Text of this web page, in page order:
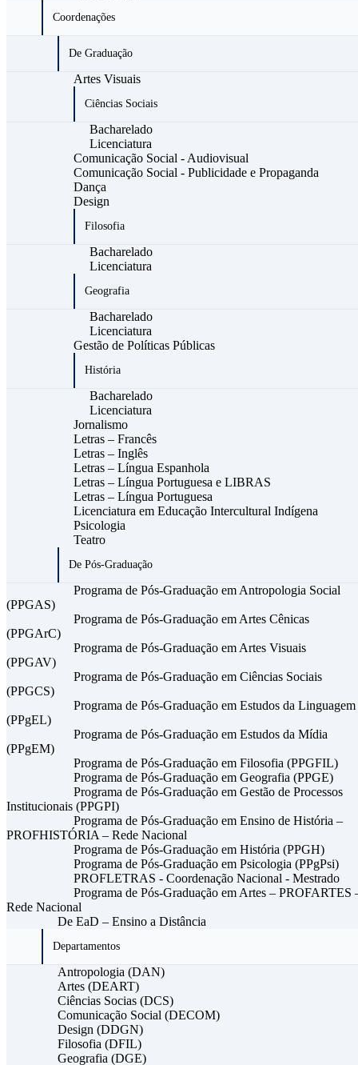
Coordenações
De Graduação
Artes Visuais
Ciências Sociais
Bacharelado
Licenciatura
Comunicação Social - Audiovisual
Comunicação Social - Publicidade e Propaganda
Dança
Design
Filosofia
Bacharelado
Licenciatura
Geografia
Bacharelado
Licenciatura
Gestão de Políticas Públicas
História
Bacharelado
Licenciatura
Jornalismo
Letras – Francês
Letras – Inglês
Letras – Língua Espanhola
Letras – Língua Portuguesa e LIBRAS
Letras – Língua Portuguesa
Licenciatura em Educação Intercultural Indígena
Psicologia
Teatro
De Pós-Graduação
Programa de Pós-Graduação em Antropologia Social
(PPGAS)
Programa de Pós-Graduação em Artes Cênicas
(PPGArC)
Programa de Pós-Graduação em Artes Visuais
(PPGAV)
Programa de Pós-Graduação em Ciências Sociais
(PPGCS)
Programa de Pós-Graduação em Estudos da Linguagem
(PPgEL)
Programa de Pós-Graduação em Estudos da Mídia
(PPgEM)
Programa de Pós-Graduação em Filosofia (PPGFIL)
Programa de Pós-Graduação em Geografia (PPGE)
Programa de Pós-Graduação em Gestão de Processos
Institucionais (PPGPI)
Programa de Pós-Graduação em Ensino de História –
PROFHISTÓRIA – Rede Nacional
Programa de Pós-Graduação em História (PPGH)
Programa de Pós-Graduação em Psicologia (PPgPsi)
PROFLETRAS - Coordenação Nacional - Mestrado
Programa de Pós-Graduação em Artes – PROFARTES
Rede Nacional
De EaD – Ensino a Distância
Departamentos
Antropologia (DAN)
Artes (DEART)
Ciências Socias (DCS)
Comunicação Social (DECOM)
Design (DDGN)
Filosofia (DFIL)
Geografia (DGE)